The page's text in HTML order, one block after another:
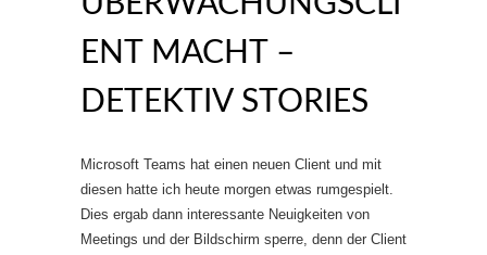
ENT MACHT –
DETEKTIV STORIES
Microsoft Teams hat einen neuen Client und mit
diesen hatte ich heute morgen etwas rumgespielt.
Dies ergab dann interessante Neuigkeiten von
Meetings und der Bildschirm sperre, denn der Client